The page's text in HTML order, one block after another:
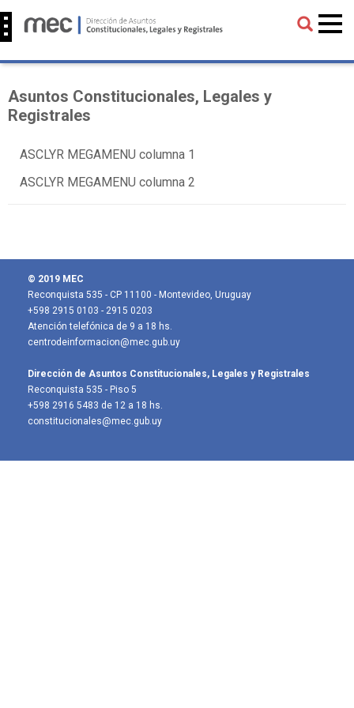
Asuntos Constitucionales, Legales y
Registrales
ASCLYR MEGAMENU columna 1
ASCLYR MEGAMENU columna 2
© 2019 MEC
Reconquista 535 - CP 11100 - Montevideo, Uruguay
+598 2915 0103 - 2915 0203
Atención telefónica de 9 a 18 hs.
centrodeinformacion@mec.gub.uy
Dirección de Asuntos Constitucionales, Legales y Registrales
Reconquista 535 - Piso 5
+598 2916 5483 de 12 a 18 hs.
constitucionales@mec.gub.uy